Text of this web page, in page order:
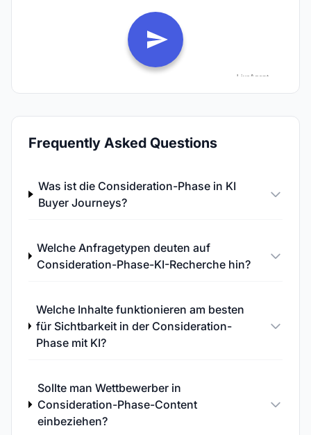
Frequently Asked Questions
Was ist die Consideration-Phase in KI
Buyer Journeys?
Welche Anfragetypen deuten auf
Consideration-Phase-KI-Recherche hin?
Welche Inhalte funktionieren am besten
für Sichtbarkeit in der Consideration-
Phase mit KI?
Sollte man Wettbewerber in
Consideration-Phase-Content
einbeziehen?